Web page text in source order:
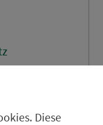
Diese